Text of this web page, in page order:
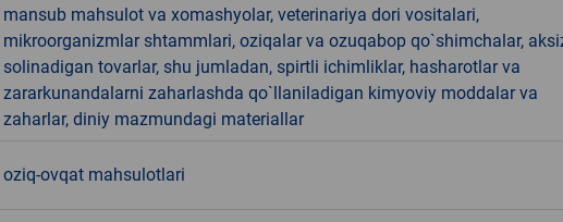
mansub mahsulot va xomashyolar, veterinariya dori vositalari,
mikroorganizmlar shtammlari, oziqalar va ozuqabop qo`shimchalar,
solinadigan tovarlar, shu jumladan, spirtli ichimliklar, hasharotlar va
zararkunandalarni zaharlashda qo`llaniladigan kimyoviy moddalar va
zaharlar, diniy mazmundagi materiallar
oziq-ovqat mahsulotlari